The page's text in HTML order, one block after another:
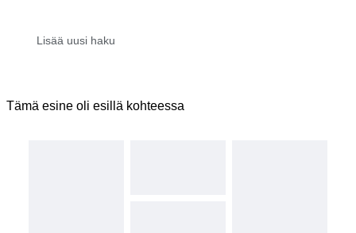
Tämä esine oli esillä kohteessa